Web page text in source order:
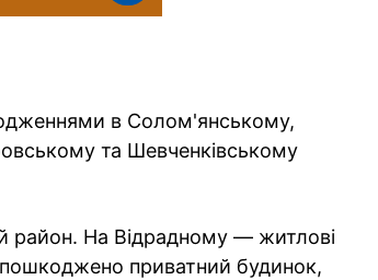
в Солом'янському,
та Шевченківському
район. На Відрадному — житлові
приватний будинок,